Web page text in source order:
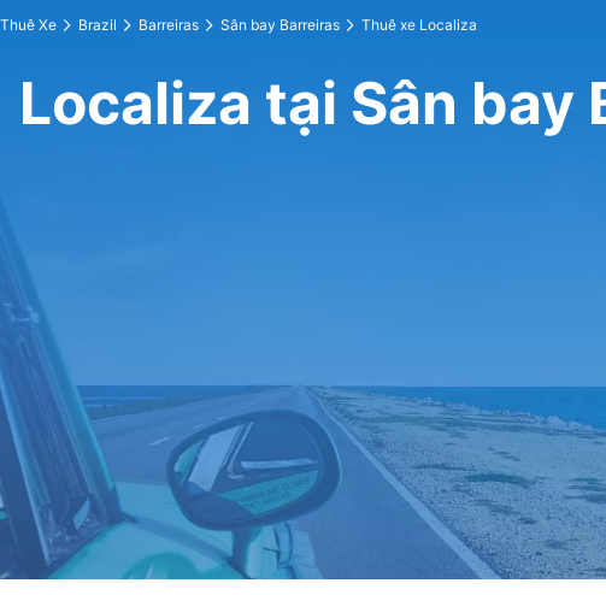
Thuê Xe Brazil Barreiras Sân bay Barreiras Thuê xe Localiza
Localiza tại Sân bay